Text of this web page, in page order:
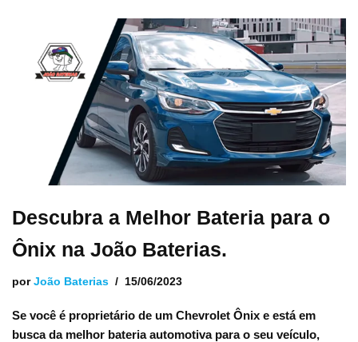
Descubra a Melhor Bateria para o
Ônix na João Baterias.
por João Baterias 15/06/2023
Se você é proprietário de um Chevrolet Ônix e está em
busca da melhor bateria automotiva para o seu veículo,